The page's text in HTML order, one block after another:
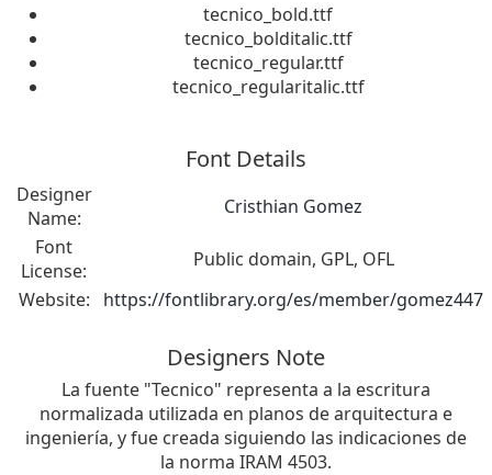
tecnico_bold.ttf
tecnico_bolditalic.ttf
tecnico_regular.ttf
tecnico_regularitalic.ttf
Font Details
Designer
Name:
Cristhian Gomez
Font
License:
Public domain, GPL, OFL
Website:
https://fontlibrary.org/es/member/gomez447
Designers Note
La fuente "Tecnico" representa a la escritura
normalizada utilizada en planos de arquitectura e
ingeniería, y fue creada siguiendo las indicaciones de
la norma IRAM 4503.